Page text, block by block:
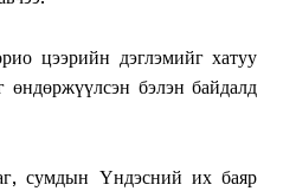
цээрийн дэглэмийг хатуу
бэлэн байдалд
сумдын Үндэсний их баяр